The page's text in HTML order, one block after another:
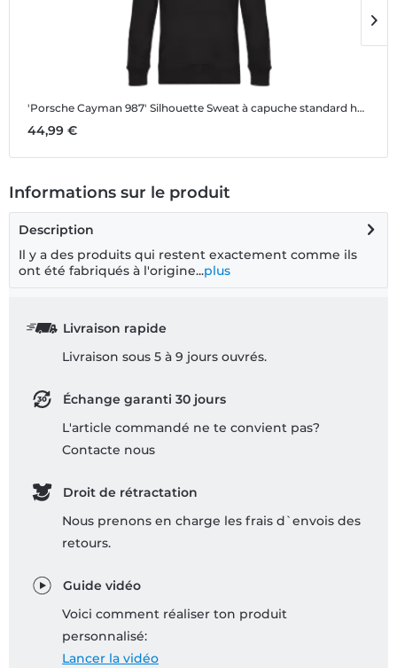
'Porsche Cayman 987' Silhouette Sweat à capuche standard homme
44,99 €
Informations sur le produit
Description
Il y a des produits qui restent exactement comme ils
ont été fabriqués à l'origine...plus
Livraison rapide
Livraison sous 5 à 9 jours ouvrés.
Échange garanti 30 jours
L'article commandé ne te convient pas?
Contacte nous
Droit de rétractation
Nous prenons en charge les frais d`envois des
retours.
Guide vidéo
Voici comment réaliser ton produit
personnalisé:
Lancer la vidéo